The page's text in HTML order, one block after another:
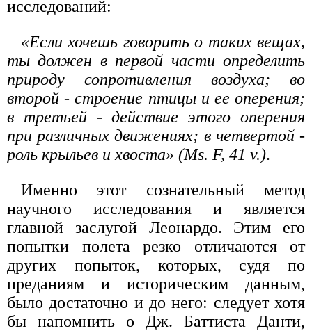
исследований:
«Если хочешь говорить о таких вещах,
ты должен в первой части определить
природу сопротивления воздуха; во
второй - строение птицы и ее оперения;
в третьей - действие этого оперения
при различных движениях; в четвертой -
роль крыльев и хвоста» (Ms. F, 41 v.).
Именно этот сознательный метод
научного исследования и является
главной заслугой Леонардо. Этим его
попытки полета резко отличаются от
других попыток, которых, судя по
преданиям и историческим данным,
было достаточно и до него: следует хотя
бы напомнить о Дж. Баттиста Данти,